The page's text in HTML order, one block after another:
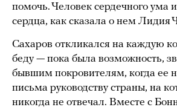
помочь. Человек сердечного ума
сердца, как сказала о нем Лидия
Сахаров откликался на каждую
беду — пока была возможность,
бывшим покровителям, когда ее
письма руководству страны, на
никогда не отвечал. Вместе с